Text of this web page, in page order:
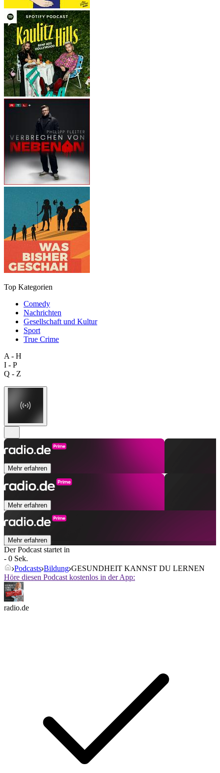
Top Kategorien
Comedy
Nachrichten
Gesellschaft und Kultur
Sport
True Crime
A - H
I - P
Q - Z
Mehr erfahren
Mehr erfahren
Mehr erfahren
Der Podcast startet in
- 0 Sek.
Podcasts Bildung GESUNDHEIT KANNST DU LERNEN
Höre diesen Podcast kostenlos in der App:
radio.de